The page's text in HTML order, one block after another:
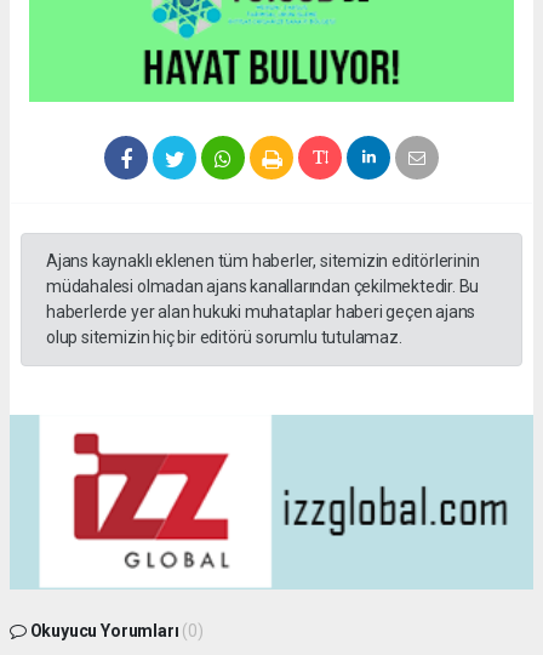
Ajans kaynaklı eklenen tüm haberler, sitemizin editörlerinin
müdahalesi olmadan ajans kanallarından çekilmektedir. Bu
haberlerde yer alan hukuki muhataplar haberi geçen ajans
olup sitemizin hiç bir editörü sorumlu tutulamaz.
Okuyucu Yorumları (0)